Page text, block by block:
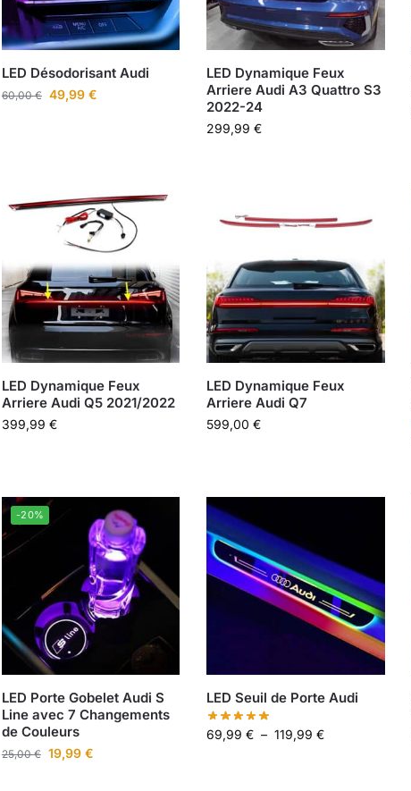
LED Désodorisant Audi
60,00€ 49,99 €
LED Dynamique Feux
Arriere Audi A3 Quattro S3
2022-24
299,99€
LED Dynamique Feux
Arriere Audi Q5 2021/2022
399,99 €
LED Dynamique Feux
Arriere Audi Q7
599,00€
-20%
LED Porte Gobelet Audi S
Line avec 7 Changements
de Couleurs
25,00€ 19,99 €
LED Seuil de Porte Audi
69,99€ – 119,99€